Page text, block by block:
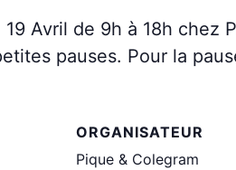
Avril de 9h à 18h chez
pauses. Pour la
ORGANISATEUR
Pique & Colegram